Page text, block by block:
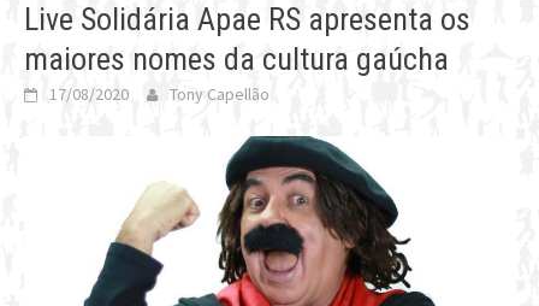
Live Solidária Apae RS apresenta os
maiores nomes da cultura gaúcha
17/08/2020 Tony Capellão